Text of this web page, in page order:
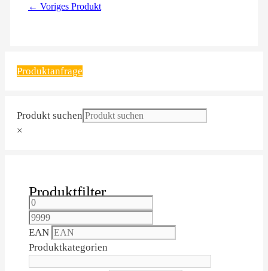
← Voriges Produkt
Produktanfrage
Produkt suchen
×
Produktfilter
EAN
Produktkategorien